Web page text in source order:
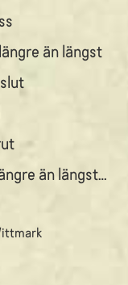
än längst
än längst…